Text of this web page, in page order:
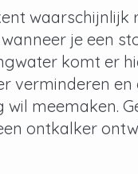
waarschijnlijk
je een
komt er
verminderen
meemaken.
ontkalker